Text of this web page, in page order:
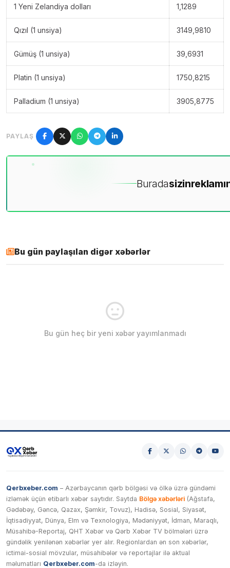
1 Yeni Zelandiya dolları 1,1289
Qızıl (1 unsiya) 3149,9810
Gümüş (1 unsiya) 39,6931
Platin (1 unsiya) 1750,8215
Palladium (1 unsiya) 3905,8775
PAYLAŞ
Buradasizin
Bu gün paylaşılan digər xəbərlər
Bu gün heç bir yeni xəbər yayımlanmadı
Qerbxeber.com – Azərbaycanın qərb bölgəsi və ölkə üzrə gündəmi
izləmək üçün etibarlı xəbər saytıdır. Saytda Bölgə xəbərləri (Ağstafa,
Gədəbəy, Gəncə, Qazax, Şəmkir, Tovuz), Hadisə, Sosial, Siyasət,
İqtisadiyyat, Dünya, Elm və Texnologiya, Mədəniyyət, İdman, Maraqlı,
Müsahibə-Reportaj, QHT Xəbər və Qərb Xəbər TV bölmələri üzrə
gündəlik yenilənən xəbərlər yer alır. Regionlardan ən son xəbərlər,
ictimai-sosial mövzular, müsahibələr və reportajlar ilə aktual
məlumatları Qerbxeber.com-da izləyin.